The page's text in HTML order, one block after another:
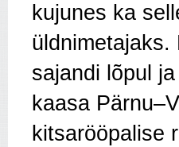
kujunes ka
üldnimetajaks.
sajandi lõpul
kaasa
kitsarööpalise